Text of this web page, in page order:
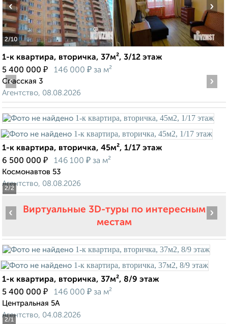
2/10
‹ ›
1-к квартира, вторичка, 37м², 3/12 этаж
5 400 000 ₽ 146 000 ₽ за м²
Спасская 3
Агентство, 08.08.2026
2/2
‹ ›
1-к квартира, вторичка, 45м², 1/17 этаж
6 500 000 ₽ 146 100 ₽ за м²
Космонавтов 53
Агентство, 08.08.2026
Виртуальные 3D-туры по интересным
местам
2/1
‹ ›
1-к квартира, вторичка, 37м², 8/9 этаж
5 400 000 ₽ 146 000 ₽ за м²
Центральная 5А
Агентство, 04.08.2026